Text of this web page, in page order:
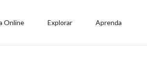
Online Explorar Aprenda